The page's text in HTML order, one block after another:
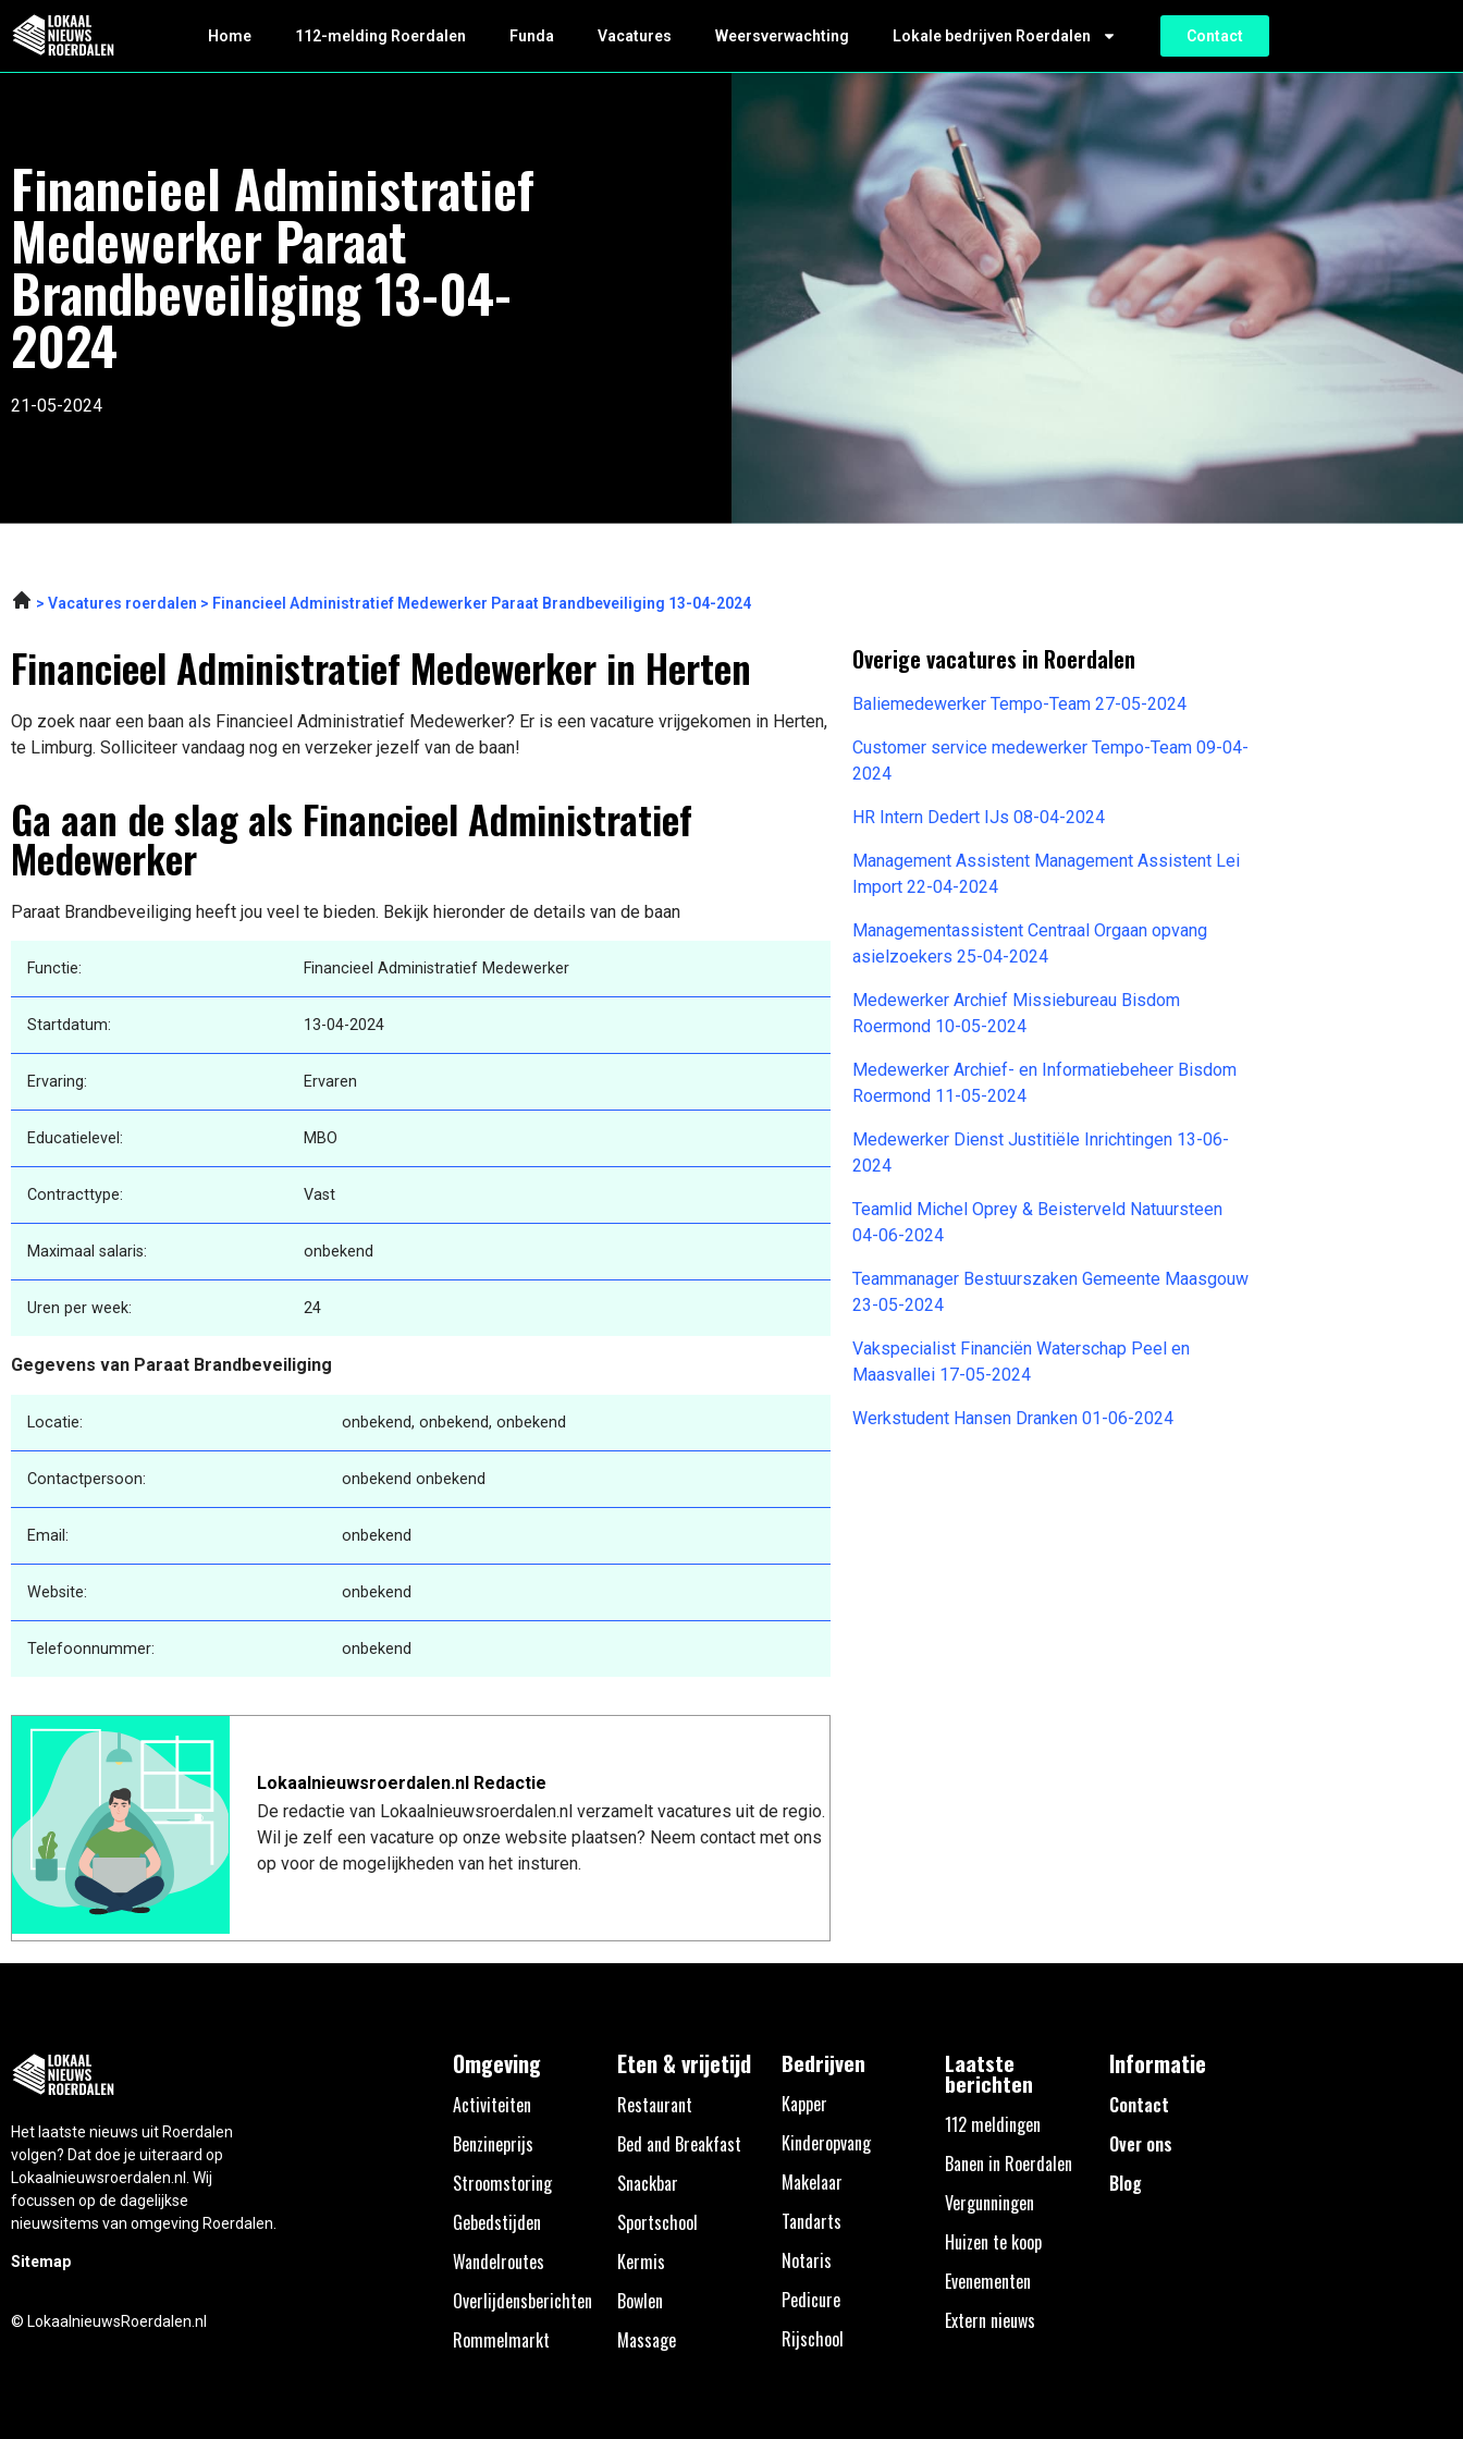
Home 112-melding Roerdalen Funda Vacatures Weersverwachting Lokale bedrijven Roerdalen Contact
Financieel Administratief
Medewerker Paraat
Brandbeveiliging 13-04-
2024
21-05-2024
Vacatures roerdalen Financieel Administratief Medewerker Paraat Brandbeveiliging 13-04-2024
Financieel Administratief Medewerker in Herten
Op zoek naar een baan als Financieel Administratief Medewerker? Er is een vacature vrijgekomen in Herten,
te Limburg. Solliciteer vandaag nog en verzeker jezelf van de baan!
Ga aan de slag als Financieel Administratief
Medewerker
Paraat Brandbeveiliging heeft jou veel te bieden. Bekijk hieronder de details van de baan
Functie: Financieel Administratief Medewerker
Startdatum: 13-04-2024
Ervaring: Ervaren
Educatielevel: MBO
Contracttype: Vast
Maximaal salaris: onbekend
Uren per week: 24
Gegevens van Paraat Brandbeveiliging
Locatie: onbekend, onbekend, onbekend
Contactpersoon: onbekend onbekend
Email: onbekend
Website: onbekend
Telefoonnummer: onbekend
Lokaalnieuwsroerdalen.nl Redactie
De redactie van Lokaalnieuwsroerdalen.nl verzamelt vacatures uit de regio.
Wil je zelf een vacature op onze website plaatsen? Neem contact met ons
op voor de mogelijkheden van het insturen.
Overige vacatures in Roerdalen
Baliemedewerker Tempo-Team 27-05-2024
Customer service medewerker Tempo-Team 09-04-
2024
HR Intern Dedert IJs 08-04-2024
Management Assistent Management Assistent Lei
Import 22-04-2024
Managementassistent Centraal Orgaan opvang
asielzoekers 25-04-2024
Medewerker Archief Missiebureau Bisdom
Roermond 10-05-2024
Medewerker Archief- en Informatiebeheer Bisdom
Roermond 11-05-2024
Medewerker Dienst Justitiële Inrichtingen 13-06-
2024
Teamlid Michel Oprey & Beisterveld Natuursteen
04-06-2024
Teammanager Bestuurszaken Gemeente Maasgouw
23-05-2024
Vakspecialist Financiën Waterschap Peel en
Maasvallei 17-05-2024
Werkstudent Hansen Dranken 01-06-2024
Het laatste nieuws uit Roerdalen
volgen? Dat doe je uiteraard op
Lokaalnieuwsroerdalen.nl. Wij
focussen op de dagelijkse
nieuwsitems van omgeving Roerdalen.
Sitemap
© LokaalnieuwsRoerdalen.nl
Omgeving
Activiteiten
Benzineprijs
Stroomstoring
Gebedstijden
Wandelroutes
Overlijdensberichten
Rommelmarkt
Eten & vrijetijd
Restaurant
Bed and Breakfast
Snackbar
Sportschool
Kermis
Bowlen
Massage
Bedrijven
Kapper
Kinderopvang
Makelaar
Tandarts
Notaris
Pedicure
Rijschool
Laatste
berichten
112 meldingen
Banen in Roerdalen
Vergunningen
Huizen te koop
Evenementen
Extern nieuws
Informatie
Contact
Over ons
Blog